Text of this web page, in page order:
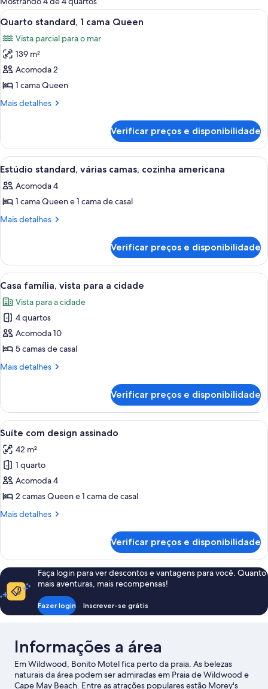
os
quartos
Carrega
todas
as
fotos
de
Quarto
standard,
Queen
Quarto standard, 1 cama Queen |
12
Quarto standard, 1 cama Queen
Vista parcial para o mar
139 m²
Acomoda 2
1 cama Queen
Mais detalhes
Mais
standard,
cama
Verificar preços e disponibilidade
Carrega
todas
as
fotos
de
várias
camas,
cozinha
americana
Estúdio standard, várias camas,
1
Estúdio standard, várias camas, cozinha americana
Acomoda 4
1 cama Queen e 1 cama de casal
Mais detalhes
Mais
standard,
várias
camas,
americana
Verificar preços e disponibilidade
Carrega
todas
as
fotos
de
Casa
família,
a
cidade
Casa família, vista para a cidade |
7
Casa família, vista para a cidade
Vista para a cidade
4 quartos
Acomoda 10
5 camas de casal
Mais detalhes
Mais
família,
vista
para
cidade
Verificar preços e disponibilidade
Carrega
todas
as
fotos
de
Suíte
com
Suíte com design assinado |
18
Suíte com design assinado
42 m²
1 quarto
Acomoda 4
2 camas Queen e 1 cama de casal
Mais detalhes
Mais
com
design
assinado
Verificar preços e disponibilidade
Faça login para ver descontos e vantagens para você. Quanto
mais aventuras, mais recompensas!
Fazer login Inscrever-se grátis
Informações a área
Em Wildwood, Bonito Motel fica perto da praia. As belezas
naturais da área podem ser admiradas em Praia de Wildwood e
Cape May Beach. Entre as atrações populares estão Morey's